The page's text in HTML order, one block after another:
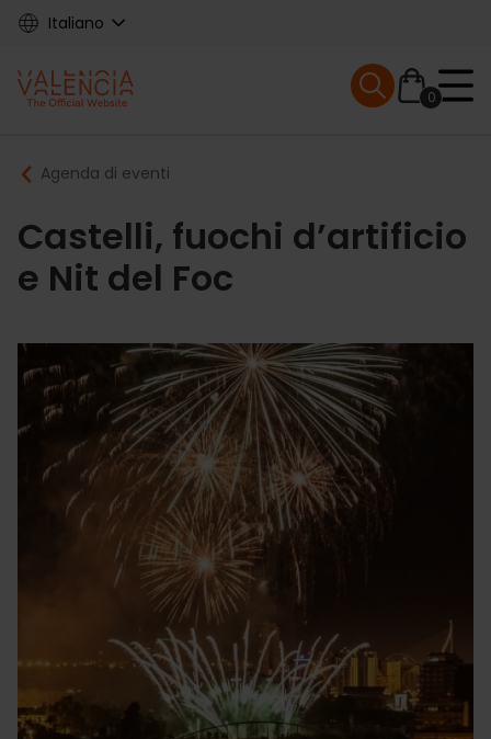
Skip
content
Italiano
Main
navigation
0
Mobile menu
Breadcrumb
Agenda di eventi
Castelli, fuochi d’artificio
e Nit del Foc